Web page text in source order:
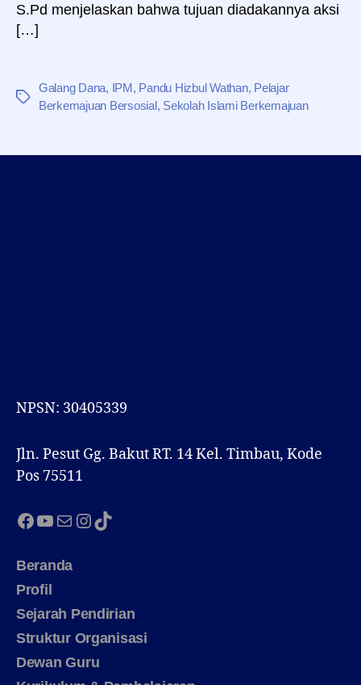
S.Pd menjelaskan bahwa tujuan diadakannya aksi
[…]
Tag
Galang Dana, IPM, Pandu Hizbul Wathan, Pelajar
Berkemajuan Bersosial, Sekolah Islami Berkemajuan
NPSN: 30405339
Jln. Pesut Gg. Bakut RT. 14 Kel. Timbau, Kode
Pos 75511
Facebook
YouTube
MailInstagram
TikTok
Beranda
Profil
Sejarah Pendirian
Struktur Organisasi
Dewan Guru